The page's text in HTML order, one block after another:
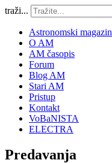
traži...
Astronomski magazin
O AM
AM časopis
Forum
Blog AM
Stari AM
Pristup
Kontakt
VoBaNISTA
ELECTRA
Predavanja